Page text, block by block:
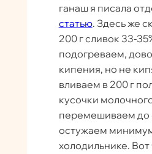
ганаш я писала
статью. Здесь же
200 г сливок 33-
подогреваем,
кипения, но не
вливаем в 200 г
кусочки
перемешиваем до
остужаем
холодильнике. Вот